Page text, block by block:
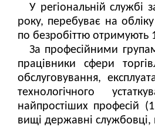
У регіональній службі
року, перебуває на
по безробіттю отримують
За професійними
працівники сфери
обслуговування,
технологічного
найпростіших професій
вищі державні